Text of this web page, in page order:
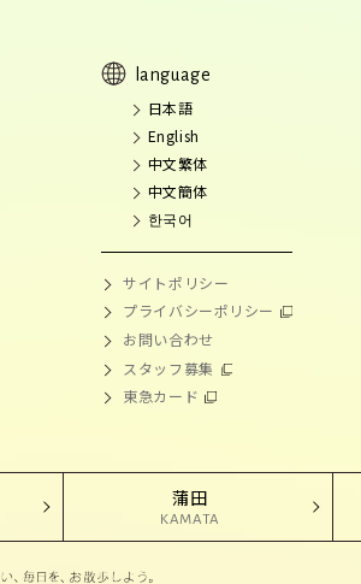
language
日本語
English
中文繁体
中文簡体
한국어
サイトポリシー
プライバシーポリシー
お問い合わせ
スタッフ募集
東急カード
蒲田
KAMATA